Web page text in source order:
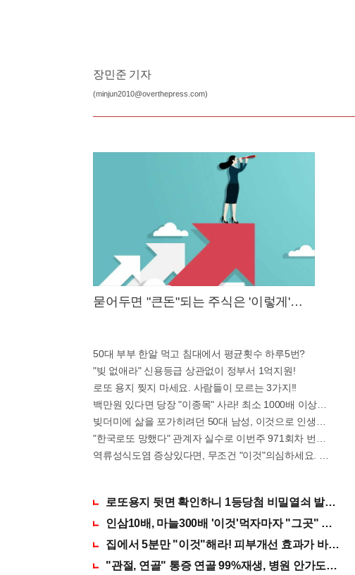
장민준 기자
(minjun2010@overthepress.com)
묻어두면 "큰돈"되는 주식은 '이렇게'하
50대 부부 한알 먹고 침대에서 평균횟수 하루5번?
"빚 없애라" 신용등급 상관없이 정부서 1억지원!
로또 용지 찢지 마세요. 사람들이 모르는 3가지!!
백만원 있다면 당장 "이종목" 사라! 최소 1000배 이상 증가...충
빚더미에 삶을 포가히려던 50대 남성, 이것으로 인생역전
"한국로또 망했다" 관계자 실수로 이번주 971회차 번호 6자리
역류성식도염 증상있다면, 무조건 "이것"의심하세요. 간단치
로또용지 뒷면 확인하니 1등당첨 비밀열쇠 발견돼
인삼10배, 마늘300배 '이것'먹자마자 "그곳" 땅땅
집에서 5분만 "이것"해라! 피부개선 효과가 바로
"관절, 연골" 통증 연골 99%재생, 병원 안가도돼... "